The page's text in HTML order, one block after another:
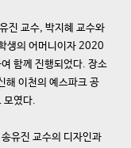
진 교수, 박지혜 교수와
생의 어머니이자 2020
함께 진행되었다. 장소
해 이천의 예스파크 공
모였다.
유진 교수의 디자인과